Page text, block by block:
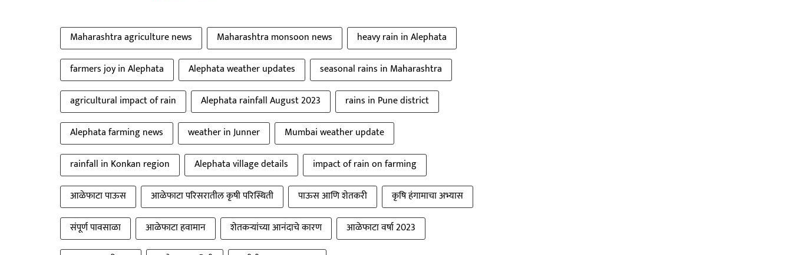
Maharashtra agriculture news Maharashtra monsoon news
heavy rain in Alephata
farmers joy in Alephata
Alephata weather updates
seasonal rains in Maharashtra
agricultural impact of rain
Alephata rainfall August 2023
rains in Pune district
Alephata farming news
weather in Junner
Mumbai weather update
rainfall in Konkan region
Alephata village details
impact of rain on farming
आळेफाटा पाऊस
आळेफाटा परिसरातील कृषी परिस्थिती पाऊस आणि शेतकरी
कृषि हंगामाचा अभ्यास
संपूर्ण पावसाळा
आळेफाटा हवामान शेतकऱ्यांच्या आनंदाचे कारण
आळेफाटा वर्षा 2023